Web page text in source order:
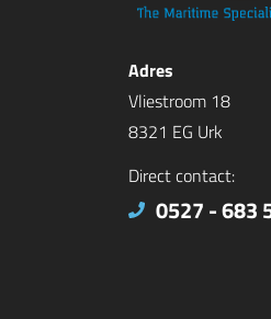
Adres
Vliestroom 18
8321 EG Urk
Direct contact:
0527 - 683